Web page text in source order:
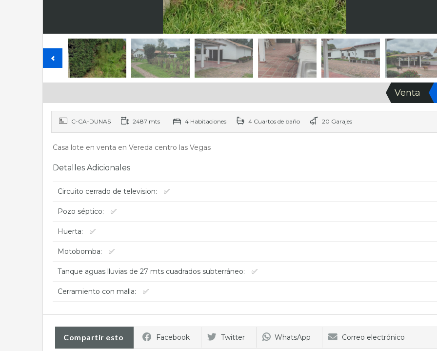
Venta
C-CA-DUNAS 2487 mts 4 Habitaciones 4 Cuartos de baño 20 Garajes
Casa lote en venta en Vereda centro las Vegas
Detalles Adicionales
Circuito cerrado de television: ✅
Pozo séptico: ✅
Huerta: ✅
Motobomba: ✅
Tanque aguas lluvias de 27 mts cuadrados subterráneo: ✅
Cerramiento con malla: ✅
Compartir esto Facebook Twitter WhatsApp Correo electrónico